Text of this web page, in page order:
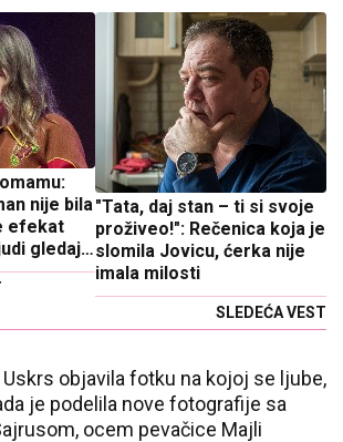
nije bila
efekat
gledaju
"Tata, daj stan – ti si svoje
proživeo!": Rečenica koja je
slomila Jovicu, ćerka nije
imala milosti
SLEDEĆA VEST
objavila fotku na kojoj se ljube,
je podelila nove fotografije sa
ocem pevačice Majli